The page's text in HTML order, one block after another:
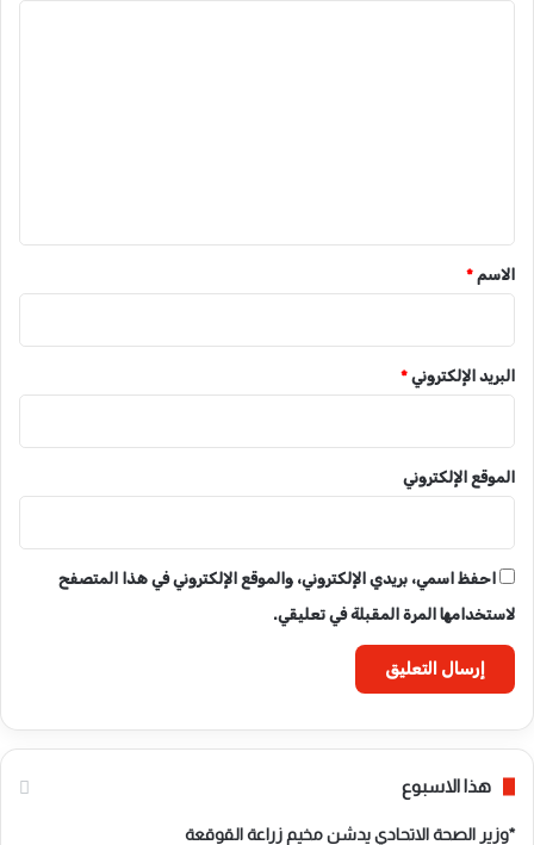
*الاسم *
البريد الإلكتروني *
الموقع الإلكتروني
احفظ اسمي، بريدي الإلكتروني، والموقع الإلكتروني في هذا المتصفح
لاستخدامها المرة المقبلة في تعليقي.
هذا الاسبوع
*وزير الصحة الاتحادي يدشن مخيم زراعة القوقعة